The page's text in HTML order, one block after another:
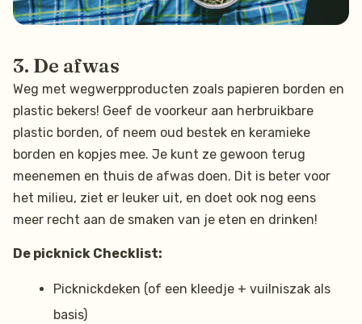
3. De afwas ️
Weg met wegwerpproducten zoals papieren borden en
plastic bekers! Geef de voorkeur aan herbruikbare
plastic borden, of neem oud bestek en keramieke
borden en kopjes mee. Je kunt ze gewoon terug
meenemen en thuis de afwas doen. Dit is beter voor
het milieu, ziet er leuker uit, en doet ook nog eens
meer recht aan de smaken van je eten en drinken!
De picknick Checklist:
Picknickdeken (of een kleedje + vuilniszak als
basis)